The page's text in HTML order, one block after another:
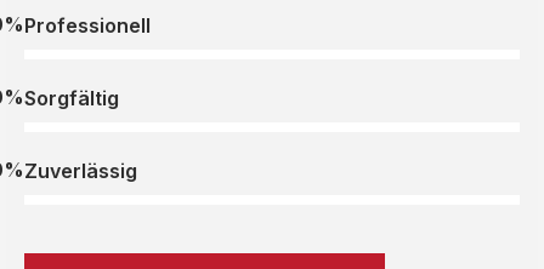
Professionell
Sorgfältig
Zuverlässig